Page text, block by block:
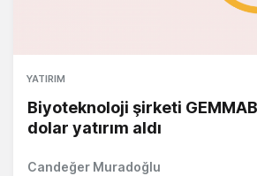
YATIRIM
Biyoteknoloji şirketi
dolar yatırım aldı
Candeğer Muradoğlu